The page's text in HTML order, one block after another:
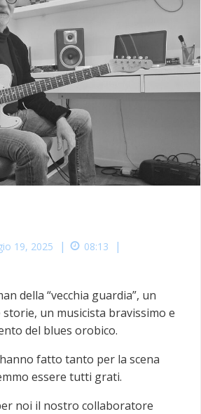
19, 2025 | 08:13 |
della “vecchia guardia”, un
un musicista bravissimo e
del blues orobico.
fatto tanto per la scena
essere tutti grati.
noi il nostro collaboratore